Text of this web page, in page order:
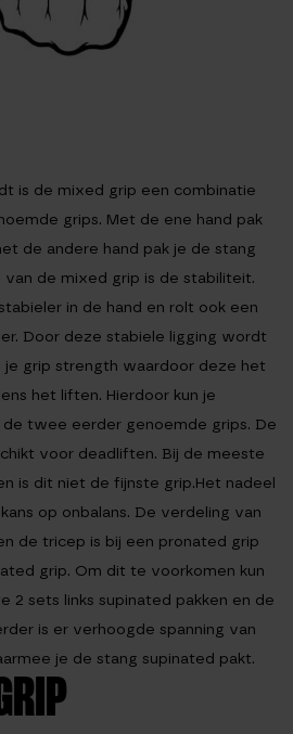
is de mixed grip een combinatie
grips. Met de ene hand pak
de andere hand pak je de stang
de mixed grip is de stabiliteit.
in de hand en rolt ook een
Door deze stabiele ligging wordt
je grip strength waardoor deze het
het liften. Hierdoor kun je
twee eerder genoemde grips. De
voor deadliften. Bij de meeste
is dit niet de fijnste grip.Het nadeel
op onbalans. De verdeling van
de tricep is bij een pronated grip
grip. Om dit te voorkomen kun
2 sets links supinated pakken en de
is er verhoogde spanning van
je de stang supinated pakt.